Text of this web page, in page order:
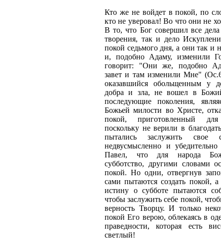
Кто же не войдет в покой, по
кто не уверовал! Во что они не
В то, что Бог совершил все
творения, так и дело
покой седьмого дня, а они так и
и, подобно Адаму, изменили
говорит: "Они же, подобно
завет и там изменили Мне"
оказавшийся обольщенным у
добра и зла, не вошел в
последующие поколения,
Божьей милости во Христе,
покой, приготовленный
поскольку не верили в
пытались заслужить свое
недвусмысленно и
Павел, что для народа
субботство, другими словами
покой. Но одни, отвергнув
сами пытаются создать покой,
истину о субботе пытаются
чтобы заслужить себе покой,
верность Творцу. И только
покой Его верою, облекаясь в
праведности, которая есть
светлый!